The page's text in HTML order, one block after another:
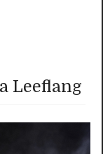
Leeflang